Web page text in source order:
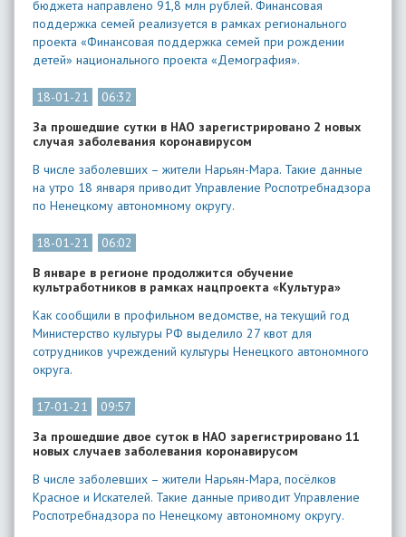
бюджета направлено 91,8 млн рублей. Финансовая
поддержка семей реализуется в рамках регионального
проекта «Финансовая поддержка семей при рождении
детей» национального проекта «Демография».
18-01-21
06:32
За прошедшие сутки в НАО зарегистрировано 2 новых
случая заболевания коронавирусом
В числе заболевших – жители Нарьян-Мара. Такие данные
на утро 18 января приводит Управление Роспотребнадзора
по Ненецкому автономному округу.
18-01-21
06:02
В январе в регионе продолжится обучение
культработников в рамках нацпроекта «Культура»
Как сообщили в профильном ведомстве, на текущий год
Министерство культуры РФ выделило 27 квот для
сотрудников учреждений культуры Ненецкого автономного
округа.
17-01-21
09:57
За прошедшие двое суток в НАО зарегистрировано 11
новых случаев заболевания коронавирусом
В числе заболевших – жители Нарьян-Мара, посёлков
Красное и Искателей. Такие данные приводит Управление
Роспотребнадзора по Ненецкому автономному округу.